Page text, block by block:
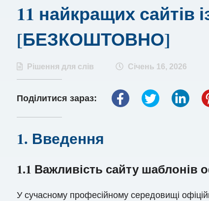
11 найкращих сайтів
[БЕЗКОШТОВНО]
Рішення для слів Січень 16, 2026
Поділитися зараз:
1. Введення
1.1 Важливість сайту шаблонів
У сучасному професійному середовищі